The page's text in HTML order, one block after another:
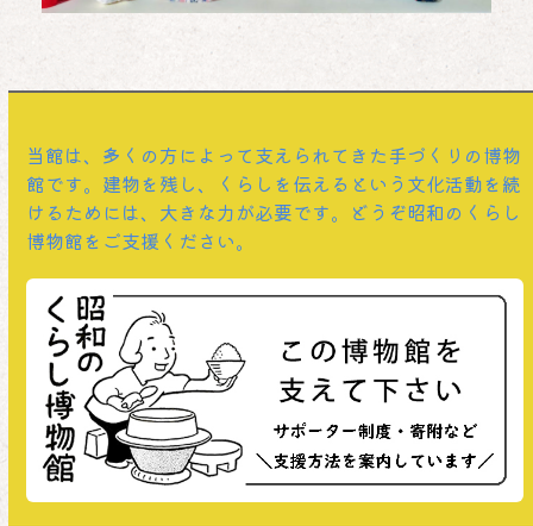
当館は、多くの方によって支えられてきた手づくりの博物
館です。建物を残し、くらしを伝えるという文化活動を続
けるためには、大きな力が必要です。どうぞ昭和のくらし
博物館をご支援ください。